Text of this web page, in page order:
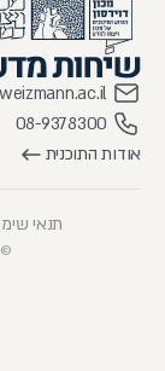
אודות התוכנית
08-9378300
©
תנאי